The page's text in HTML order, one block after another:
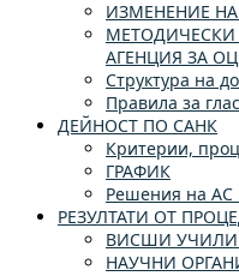
ИЗМЕНЕНИЕ
АГЕНЦИЯ ЗА
Структура на
Правила за
ДЕЙНОСТ ПО САНК
Критерии,
ГРАФИК
Решения на АС
РЕЗУЛТАТИ ОТ
ВИСШИ
НАУЧНИ